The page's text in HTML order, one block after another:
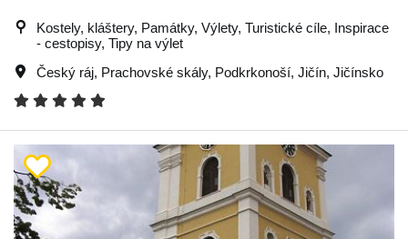
Kostely, kláštery, Památky, Výlety, Turistické cíle, Inspirace
- cestopisy, Tipy na výlet
Český ráj, Prachovské skály, Podkrkonoší, Jičín, Jičínsko